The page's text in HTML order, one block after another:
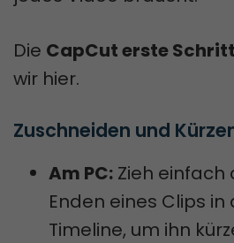
Die CapCut erste
wir hier.
Zuschneiden und
Am PC: Zieh einfach
Enden eines Clips in
Timeline, um ihn